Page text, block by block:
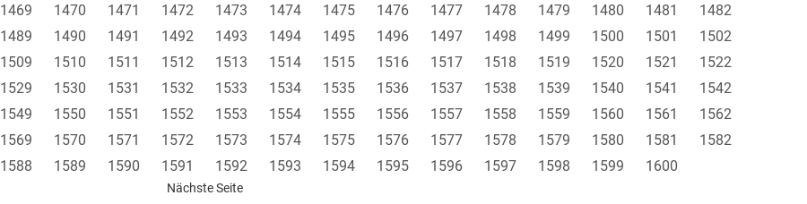
1469 1470 1471 1472 1473 1474 1475 1476 1477 1478 1479 1480 1481
1482
1489 1490 1491 1492 1493 1494 1495 1496 1497 1498 1499 1500 1501
1502
1509 1510 1511 1512 1513 1514 1515 1516 1517 1518 1519 1520 1521
1522
1529 1530 1531 1532 1533 1534 1535 1536 1537 1538 1539 1540 1541
1542
1549 1550 1551 1552 1553 1554 1555 1556 1557 1558 1559 1560 1561
1562
1569 1570 1571 1572 1573 1574 1575 1576 1577 1578 1579 1580 1581
1582
1588 1589 1590 1591 1592 1593 1594 1595 1596 1597 1598 1599 1600
Nächste Seite